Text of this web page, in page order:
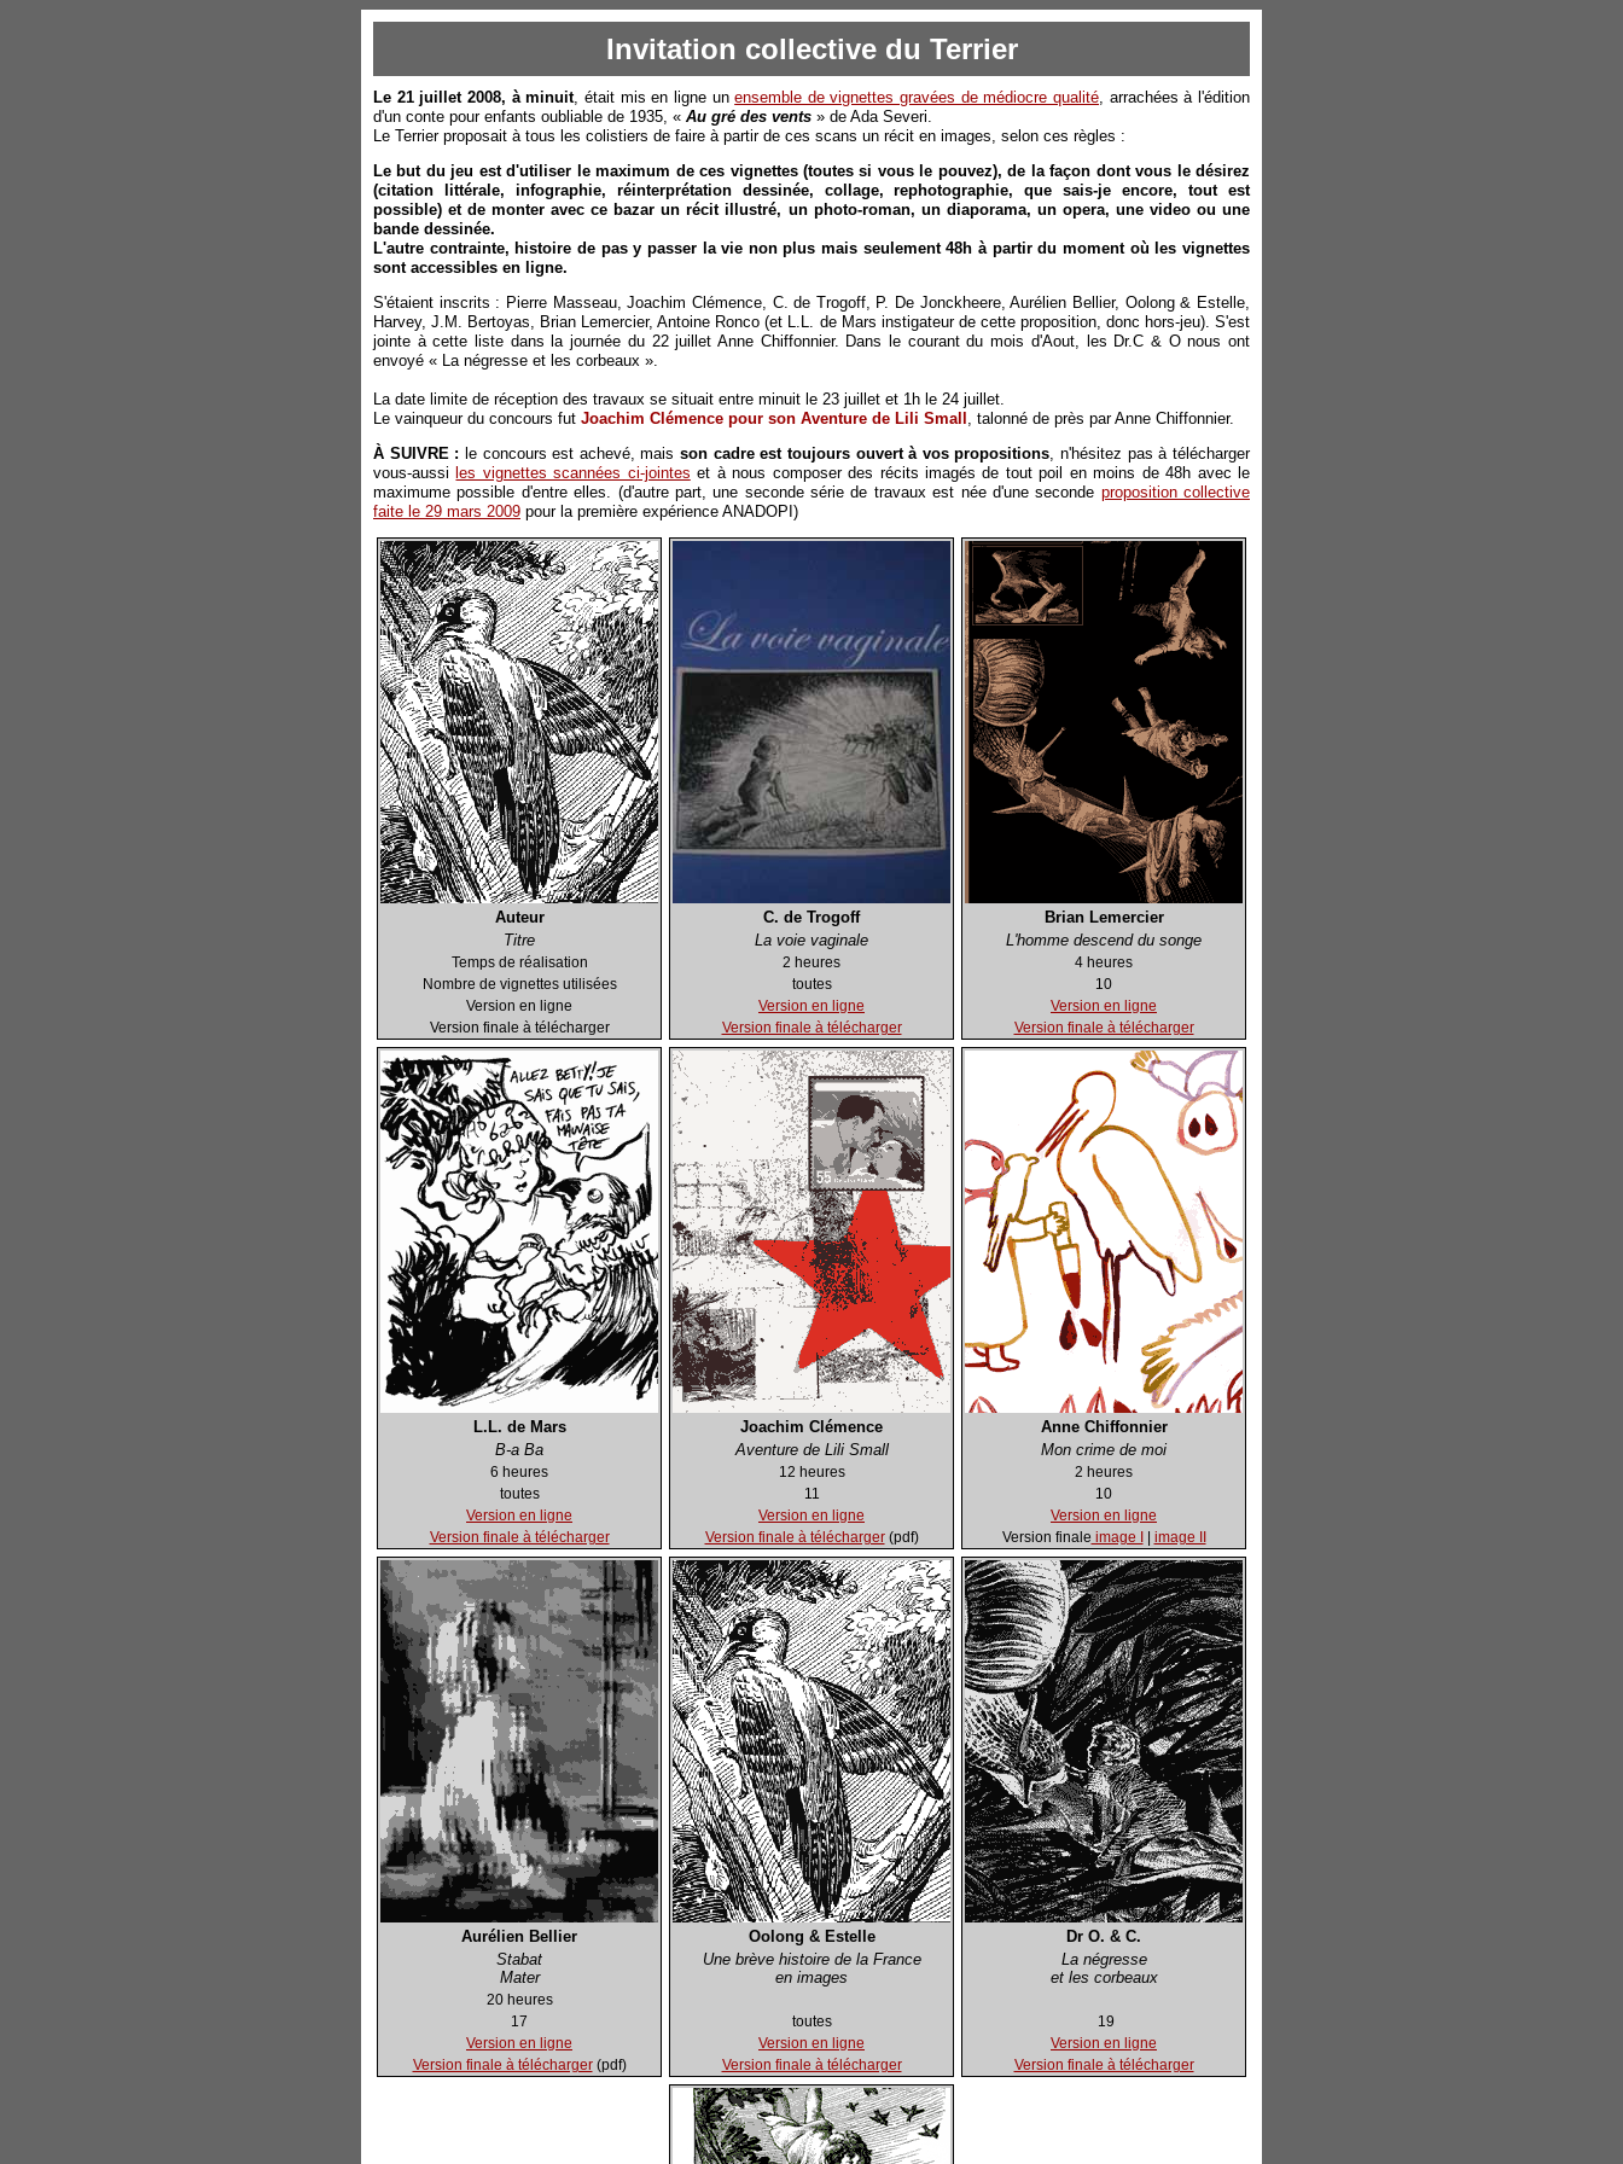
Invitation collective du Terrier
Le 21 juillet 2008, à minuit, était mis en ligne unensemble de vignettes gravées de médiocre qualité, arrachées à l'édition
d'un conte pour enfants oubliable de 1935, « Au gré des vents » de Ada Severi.
Le Terrier proposait à tous les colistiers de faire à partir de ces scans un récit en images, selon ces règles :
Le but du jeu est d'utiliser le maximum de ces vignettes (toutes si vous le pouvez), de la façon dont vous le désirez
(citation littérale, infographie, réinterprétation dessinée, collage, rephotographie, que sais-je encore, tout est
possible) et de monter avec ce bazar un récit illustré, un photo-roman, un diaporama, un opera, une video ou une
bande dessinée.
L'autre contrainte, histoire de pas y passer la vie non plus mais seulement 48h à partir du moment où les vignettes
sont accessibles en ligne.
S'étaient inscrits : Pierre Masseau, Joachim Clémence, C. de Trogoff, P. De Jonckheere, Aurélien Bellier, Oolong & Estelle,
Harvey, J.M. Bertoyas, Brian Lemercier, Antoine Ronco (et L.L. de Mars instigateur de cette proposition, donc hors-jeu). S'est
jointe à cette liste dans la journée du 22 juillet Anne Chiffonnier. Dans le courant du mois d'Aout, les Dr.C & O nous ont
envoyé « La négresse et les corbeaux ».
La date limite de réception des travaux se situait entre minuit le 23 juillet et 1h le 24 juillet.
Le vainqueur du concours fut Joachim Clémence pour son Aventure de Lili Small , talonné de près par Anne Chiffonnier.
À SUIVRE : le concours est achevé, maisson cadre est toujours ouvert à vos propositions, n'hésitez pas à télécharger
vous-aussi les vignettes scannées ci-jointes et à nous composer des récits imagés de tout poil en moins de 48h avec le
maximume possible d'entre elles. (d'autre part, une seconde série de travaux est née d'une seconde proposition collective
faite le 29 mars 2009 pour la première expérience ANADOPI)
Auteur
Titre
Temps de réalisation
Nombre de vignettes utilisées
Version en ligne
Version finale à télécharger
C. de Trogoff
La voie vaginale
2 heures
toutes
Version en ligne
Version finale à télécharger
Brian Lemercier
L'homme descend du songe
4 heures
10
Version en ligne
Version finale à télécharger
L.L. de Mars
B-a Ba
6 heures
toutes
Version en ligne
Version finale à télécharger
Joachim Clémence
Aventure de Lili Small
12 heures
11
Version en ligne
Version finale à télécharger(pdf)
Anne Chiffonnier
Mon crime de moi
2 heures
10
Version en ligne
Version finale image I image II
Aurélien Bellier
Stabat
Mater
20 heures
17
Version en ligne
Version finale à télécharger(pdf)
Oolong & Estelle
Une brève histoire de la France
en images
toutes
Version en ligne
Version finale à télécharger
Dr O. & C.
La négresse
et les corbeaux
19
Version en ligne
Version finale à télécharger